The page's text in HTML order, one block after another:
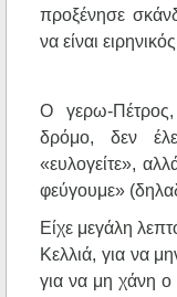
προξένησε
να είναι
Ο γερω-
δρόμο, δεν
«ευλογείτε»,
φεύγουμε»
Είχε μεγάλη
Κελλιά, για να
για να μη χάνη ο